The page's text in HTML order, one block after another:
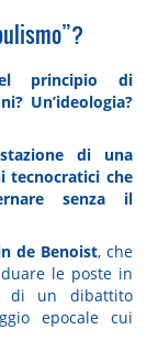
principio di
Un’ideologia?
di una
tecnocratici che
senza il
de Benoist, che
le poste in
di un dibattito
epocale cui